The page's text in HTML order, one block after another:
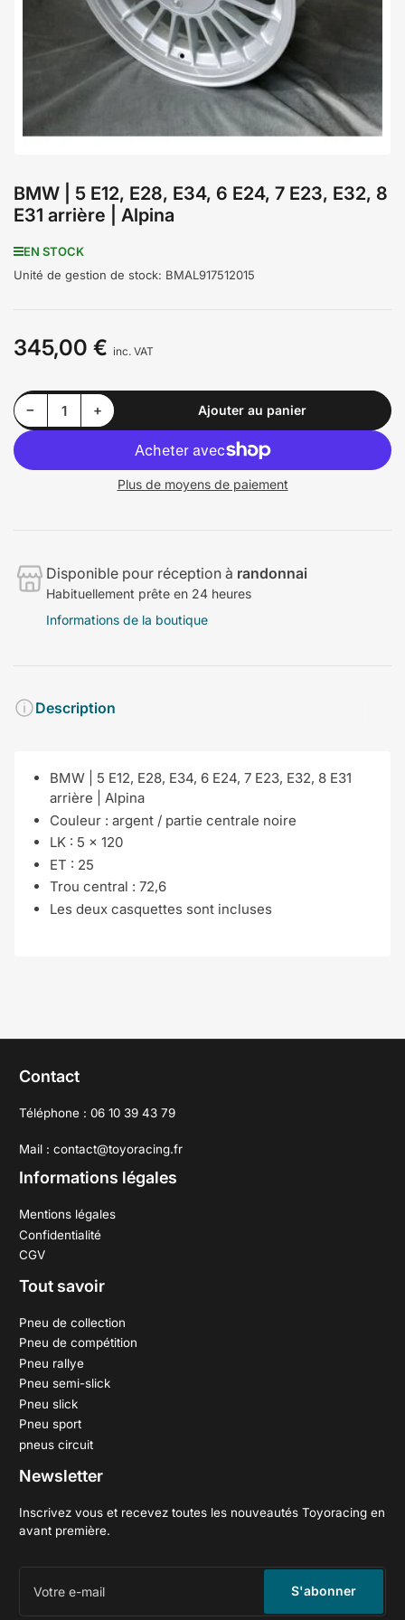
1
en
modal
BMW | 5 E12, E28, E34, 6 E24, 7 E23, E32, 8
E31 arrière | Alpina
EN STOCK
Unité de gestion de stock: BMAL917512015
Prix
345,00 € inc. VAT
−Diminuer la quantité pour BMW | 5 E12, E28, E34, 6 E24, 7 E23, E32, 8 E31 arrière | Alpina
Quantité +Augmenter la quantité pour BMW | 5 E12, E28, E34, 6 E24, 7 E23, E32, 8 E31 arrière | Alpina Ajouter au panier
Plus de moyens de paiement
Disponible pour réception à randonnai
Habituellement prête en 24 heures
Informations de la boutique
Description
BMW | 5 E12, E28, E34, 6 E24, 7 E23, E32, 8 E31
arrière | Alpina
Couleur : argent / partie centrale noire
LK : 5 x 120
ET : 25
Trou central : 72,6
Les deux casquettes sont incluses
Contact
Téléphone : 06 10 39 43 79
Mail : contact@toyoracing.fr
Informations légales
Mentions légales
Confidentialité
CGV
Tout savoir
Pneu de collection
Pneu de compétition
Pneu rallye
Pneu semi-slick
Pneu slick
Pneu sport
pneus circuit
Newsletter
Inscrivez vous et recevez toutes les nouveautés Toyoracing en
avant première.
S'abonner